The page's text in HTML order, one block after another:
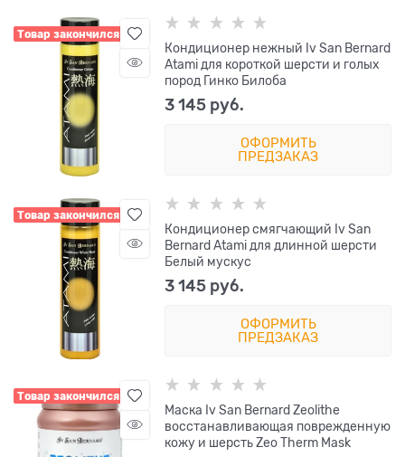
Товар закончился
Кондиционер нежный Iv San Bernard
Atami для короткой шерсти и голых
пород Гинко Билоба
3 145 руб.
ОФОРМИТЬ
ПРЕДЗАКАЗ
Товар закончился
Кондиционер смягчающий Iv San
Bernard Atami для длинной шерсти
Белый мускус
3 145 руб.
ОФОРМИТЬ
ПРЕДЗАКАЗ
Товар закончился
Маска Iv San Bernard Zeolithe
восстанавливающая поврежденную
кожу и шерсть Zeo Therm Mask